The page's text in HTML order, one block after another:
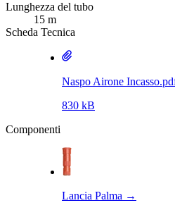
Lunghezza del tubo
15 m
Scheda Tecnica
Naspo Airone
830 kB
Componenti
Lancia Palma →